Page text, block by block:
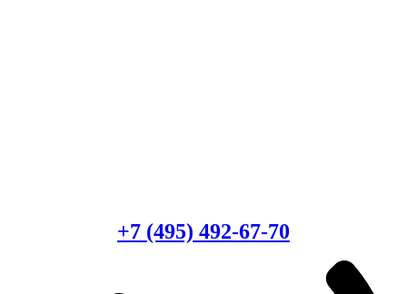
+7 (495) 492-67-70